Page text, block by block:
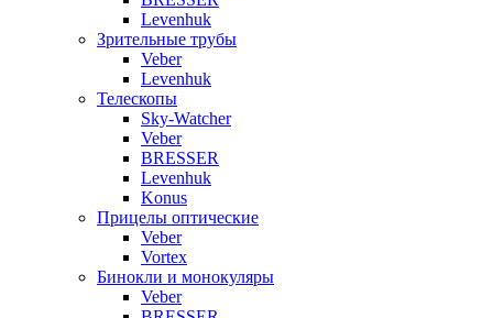
Levenhuk
Зрительные трубы
Veber
Levenhuk
Телескопы
Sky-Watcher
Veber
BRESSER
Levenhuk
Konus
Прицелы оптические
Veber
Vortex
Бинокли и монокуляры
Veber